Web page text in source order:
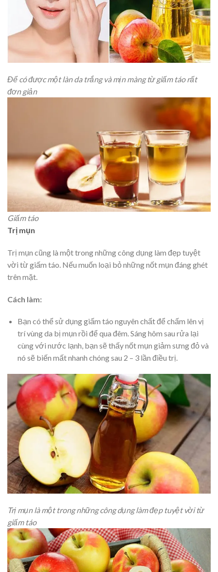
Để có được một làn da trắng và mịn màng từ giấm táo rất
đơn giản
Giấm táo
Trị mụn
Trị mụn cũng là một trong những công dụng làm đẹp tuyệt
vời từ giấm táo. Nếu muốn loại bỏ những nốt mụn đáng ghét
trên mặt.
Cách làm:
Bạn có thể sử dụng giấm táo nguyên chất để chấm lên vị
trí vùng da bị mụn rồi để qua đêm. Sáng hôm sau rửa lại
cùng với nước lạnh, bạn sẽ thấy nốt mụn giảm sưng đỏ và
nó sẽ biến mất nhanh chóng sau 2 – 3 lần điều trị.
Trị mụn là một trong những công dụng làm đẹp tuyệt vời từ
giấm táo